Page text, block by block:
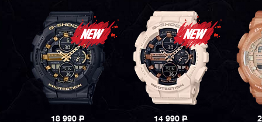
18 990P 14 990P